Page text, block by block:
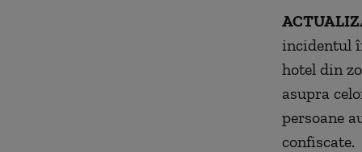
incidentul
hotel din
asupra
persoane
confiscate.